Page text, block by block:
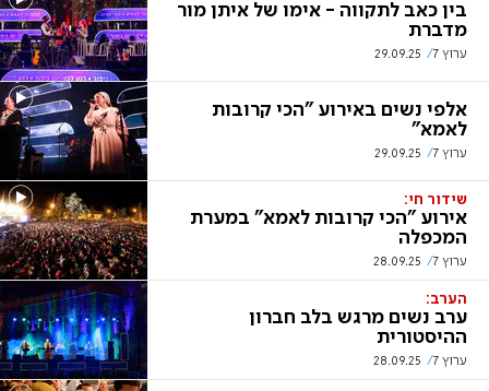
בין כאב לתקווה - אימו של איתן מור
מדברת
ערוץ 7 29.09.25
אלפי נשים באירוע "הכי קרובות
לאמא"
ערוץ 7 29.09.25
שידור חי:
אירוע "הכי קרובות לאמא" במערת
המכפלה
ערוץ 7 28.09.25
הערב:
ערב נשים מרגש בלב חברון
ההיסטורית
ערוץ 7 28.09.25